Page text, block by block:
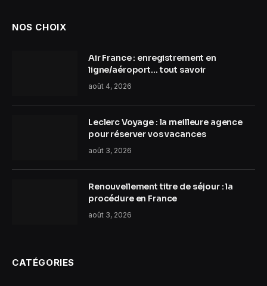
NOS CHOIX
Air France : enregistrement en
ligne/aéroport… tout savoir
août 4, 2026
Leclerc Voyage : la meilleure agence
pour réserver vos vacances
août 3, 2026
Renouvellement titre de séjour : la
procédure en France
août 3, 2026
CATÉGORIES